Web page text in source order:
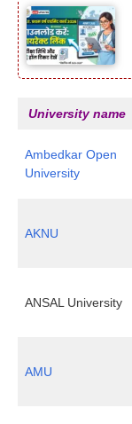
University name
Ambedkar Open
University
AKNU
ANSAL University
AMU